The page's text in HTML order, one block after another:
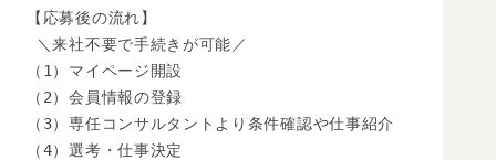
【応募後の流れ】
＼来社不要で手続きが可能／
（1）マイページ開設
（2）会員情報の登録
（3）専任コンサルタントより条件確認や仕事紹介
（4）選考・仕事決定